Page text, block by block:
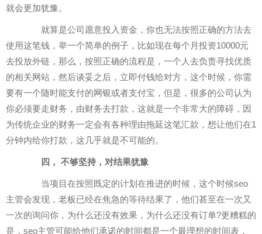
就会更加犹豫。
就算是公司愿意投入资金，你也无法按照正确的方法去
使用这笔钱，举一个简单的例子，比如现在每个月投资10000元
去投放外链，那么，按照正确的流程是，一个人去负责寻找优质
的相关网站，然后谈妥之后，立即付钱给对方，这个时候，你需
要有一个随时能支付的网银或者支付宝，但是，很多的公司认为
你必须要走财务，由财务去打款，这就是一个非常大的障碍，因
为传统企业的财务一定会有各种理由拖延这笔汇款，想让他们在1
分钟内给你打款，这几乎就是不可能的。
四， 不够坚持，对结果犹豫
当项目在按照既定的计划在推进的时候，这个时候seo
主管会发现，老板已经在焦急的等待结果了，他们甚至在一次又
一次的询问你，为什么还没有效果，为什么还没有订单?更糟糕的
是，seo主管可能给他们承诺的时间都是一个最理想的时间表，